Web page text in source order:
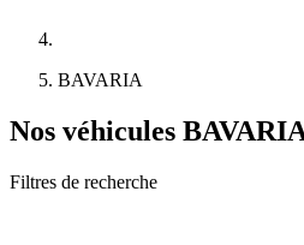
BAVARIA
Nos véhicules
Filtres de recherche